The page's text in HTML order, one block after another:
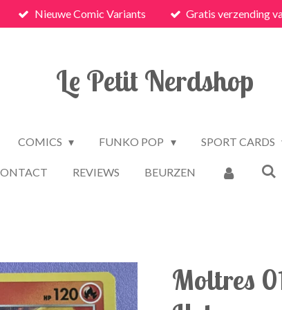
Nieuwe Comic Variants Gratis verzending
Le Petit Nerdshop
COMICS FUNKO POP SPORT CARDS
REVIEWS BEURZEN
Moltres